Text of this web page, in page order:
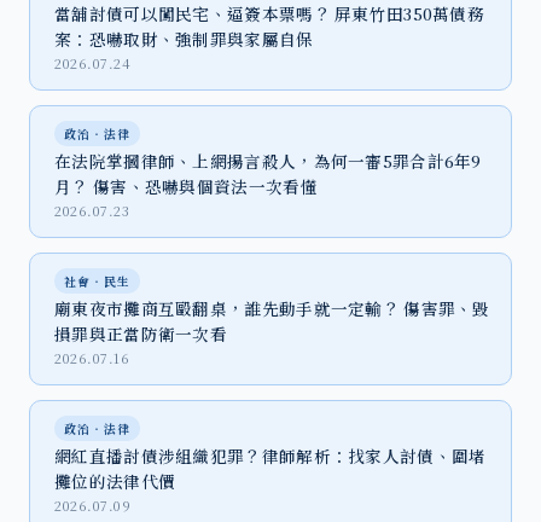
當舖討債可以闖民宅、逼簽本票嗎？ 屏東竹田350萬債務
案：恐嚇取財、強制罪與家屬自保
2026.07.24
政治‧法律
在法院掌摑律師、上網揚言殺人，為何一審5罪合計6年9
月？ 傷害、恐嚇與個資法一次看懂
2026.07.23
社會‧民生
廟東夜市攤商互毆翻桌，誰先動手就一定輸？ 傷害罪、毀
損罪與正當防衛一次看
2026.07.16
政治‧法律
網紅直播討債涉組織犯罪？律師解析：找家人討債、圍堵
攤位的法律代價
2026.07.09